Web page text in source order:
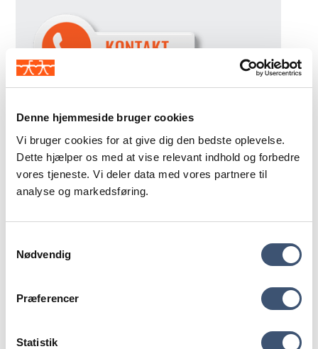
Denne hjemmeside bruger cookies
Vi bruger cookies for at give dig den bedste oplevelse.
Dette hjælper os med at vise relevant indhold og forbedre
vores tjeneste. Vi deler data med vores partnere til
analyse og markedsføring.
Nødvendig
Præferencer
Statistik
Kom i gang med annoncering på nettet
snak om annoncering, så kan vi vurdere om
kemien passer.
Skriv til mig påpelle@pellep.dk